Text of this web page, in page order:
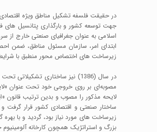
در حقیقت فلسفه تشکیل مناطق ویژه
جهت توسعه کشور و بارگذاری پتانسیل های
اسلامی به عنوان جغرافیای صنعتی خارج
ابتدای امر، سازمان مسئول مناطق، ضمن
زیرساخت های اختصاص محور منطبق با
در سال (1386) نیز ساختاری
لایحه مذکور را مصوب و بدین ترتیب قانون
ساختار صنعتی و اقتصادی کشور قرار گرفت
زیرساخت های مورد نیاز بود، گردید و با